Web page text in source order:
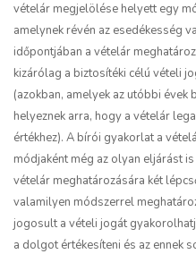
vételár megjelölése helyett egy
amelynek révén az esedékesség
időpontjában a vételár
kizárólag a biztosítéki célú vételi
(azokban, amelyek az utóbbi
helyeznek arra, hogy a vételár
értékhez). A bírói gyakorlat a
módjaként még az olyan eljárást
vételár meghatározására két
valamilyen módszerrel
jogosult a vételi jogát
a dolgot értékesíteni és az ennek